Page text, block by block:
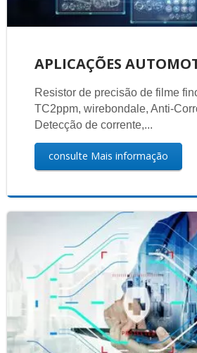
APLICAÇÕES
Resistor de precisão de filme
TC2ppm, wirebondale, Anti-
Detecção de corrente,...
consulte Mais informação